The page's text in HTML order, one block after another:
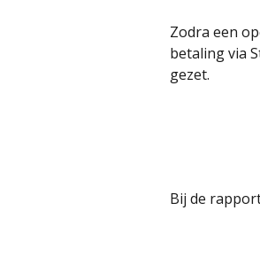
Zodra een
betaling via
gezet.
Bij de